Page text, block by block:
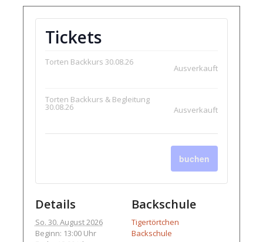
Tickets
Torten Backkurs 30.08.26
Ausverkauft
Torten Backkurs & Begleitung
30.08.26 Ausverkauft
buchen
Details
So. 30. August 2026
Beginn: 13:00 Uhr
Backschule
Tigertörtchen
Backschule